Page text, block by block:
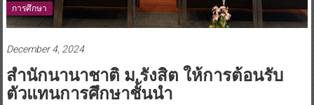
การศึกษา
December 4, 2024
สำนักนานาชาติ ม.รังสิต ให้การต้อนรับ
ตัวแทนการศึกษาชั้นนำ